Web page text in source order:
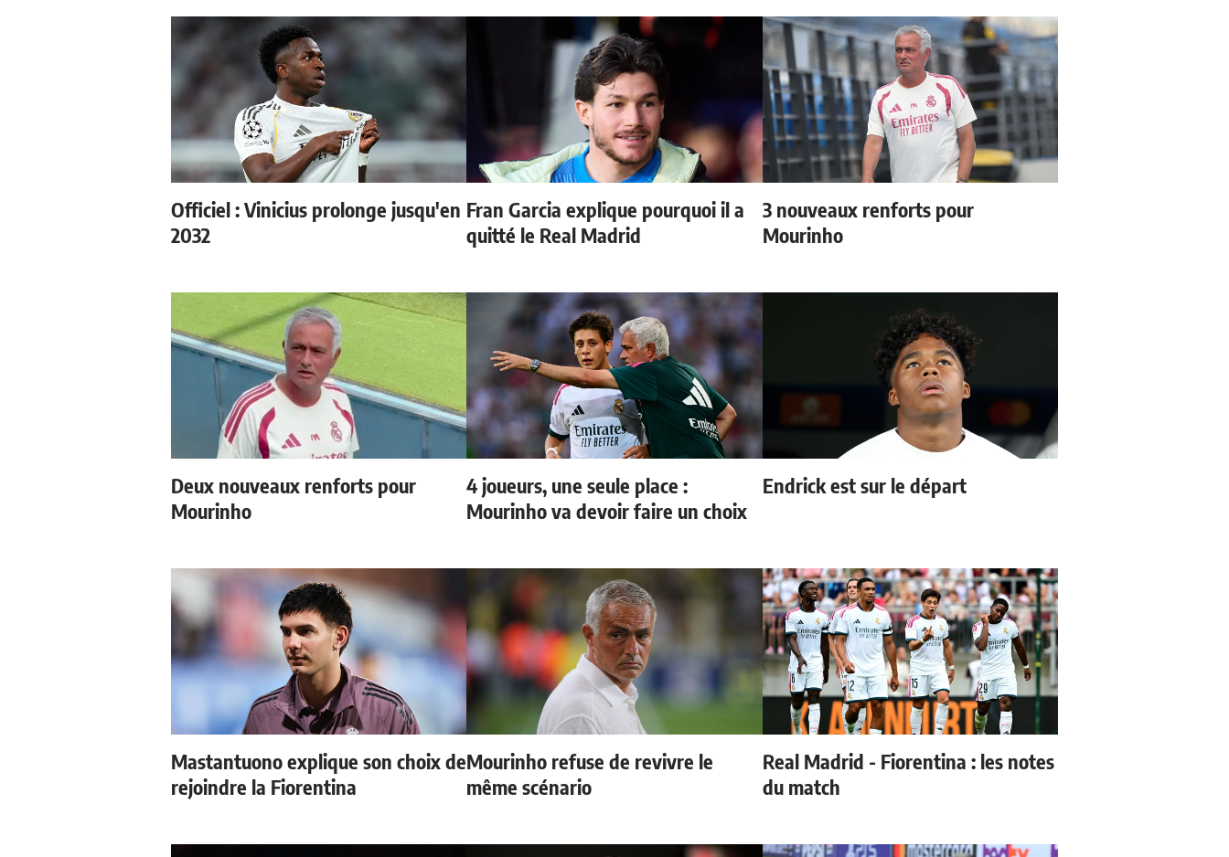
Officiel : Vinicius prolonge jusqu'en
2032
Fran Garcia explique pourquoi il a
quitté le Real Madrid
3 nouveaux renforts pour
Mourinho
Deux nouveaux renforts pour
Mourinho
4 joueurs, une seule place :
Mourinho va devoir faire un choix
Endrick est sur le départ
Mastantuono explique son choix de
rejoindre la Fiorentina
Mourinho refuse de revivre le
même scénario
Real Madrid - Fiorentina : les notes
du match